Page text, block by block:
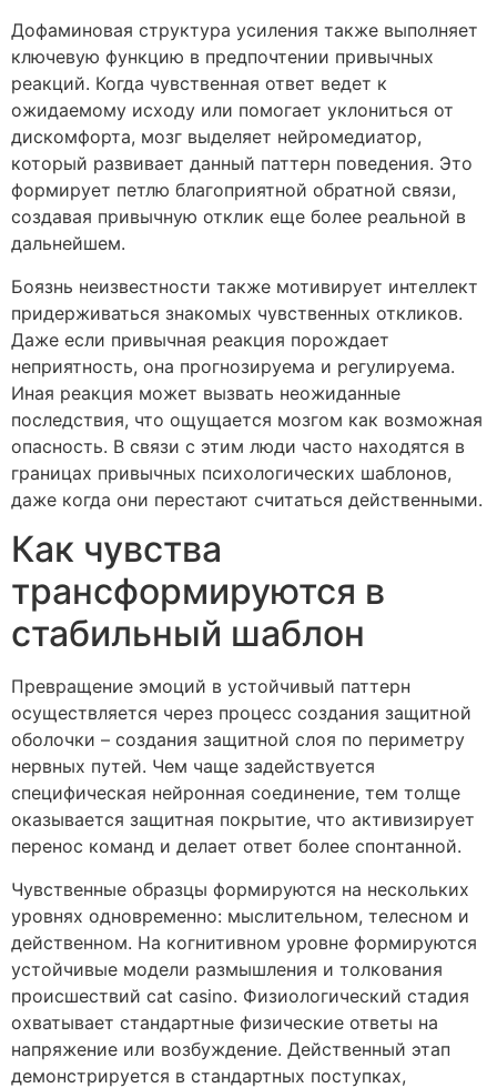
Дофаминовая структура усиления также выполняет
ключевую функцию в предпочтении привычных
реакций. Когда чувственная ответ ведет к
ожидаемому исходу или помогает уклониться от
дискомфорта, мозг выделяет нейромедиатор,
который развивает данный паттерн поведения. Это
формирует петлю благоприятной обратной связи,
создавая привычную отклик еще более реальной в
дальнейшем.
Боязнь неизвестности также мотивирует интеллект
придерживаться знакомых чувственных откликов.
Даже если привычная реакция порождает
неприятность, она прогнозируема и регулируема.
Иная реакция может вызвать неожиданные
последствия, что ощущается мозгом как возможная
опасность. В связи с этим люди часто находятся в
границах привычных психологических шаблонов,
даже когда они перестают считаться действенными.
Как чувства
трансформируются в
стабильный шаблон
Превращение эмоций в устойчивый паттерн
осуществляется через процесс создания защитной
оболочки – создания защитной слоя по периметру
нервных путей. Чем чаще задействуется
специфическая нейронная соединение, тем толще
оказывается защитная покрытие, что активизирует
перенос команд и делает ответ более спонтанной.
Чувственные образцы формируются на нескольких
уровнях одновременно: мыслительном, телесном и
действенном. На когнитивном уровне формируются
устойчивые модели размышления и толкования
происшествий cat casino. Физиологический стадия
охватывает стандартные физические ответы на
напряжение или возбуждение. Действенный этап
демонстрируется в стандартных поступках,